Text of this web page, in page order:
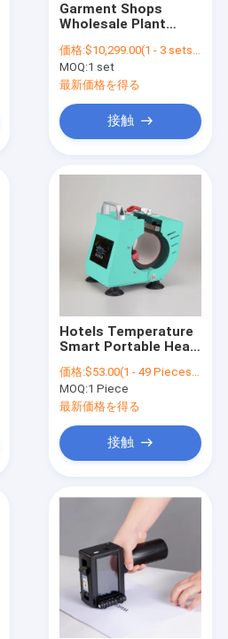
Garment Shops
Wholesale Plant
Inkjet Machine Eco
Digital Hybrid UV
Flatbed Printer
価格:$10,299.00(1 - 3 sets) $9,699.00(4 - 9 sets) $9,399.00(>=10 sets)
MOQ:1 set
最新価格を得る
接触
Hotels Temperature
Smart Portable Heat
Mug Ironing Machine
11oz Attack Thermal
Printer Transfer
Sublimation Machine
価格:$53.00(1 - 49 Pieces) $49.00(50 - 99 Pieces) $45.00(>=100 Pieces)
MOQ:1 Piece
最新価格を得る
接触